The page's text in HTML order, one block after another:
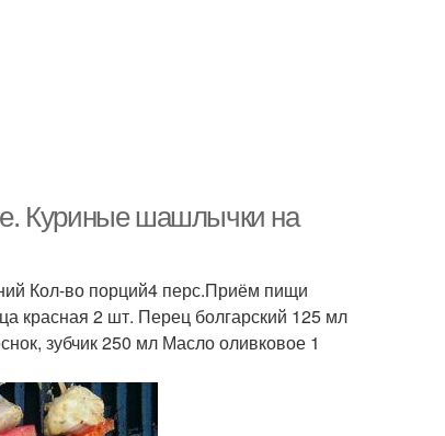
Куриные шашлычки на
Кол-во порций4 перс.Приём пищи
красная 2 шт. Перец болгарский 125 мл
зубчик 250 мл Масло оливковое 1